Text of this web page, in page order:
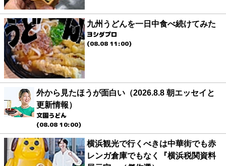
九州うどんを一日中食べ続けてみた
ヨシダプロ
(08.08 11:00)
外から見たほうが面白い（2026.8.8 朝エッセイと
更新情報）
文園うどん
(08.08 10:00)
横浜観光で行くべきは中華街でも赤
レンガ倉庫でもなく『横浜税関資料